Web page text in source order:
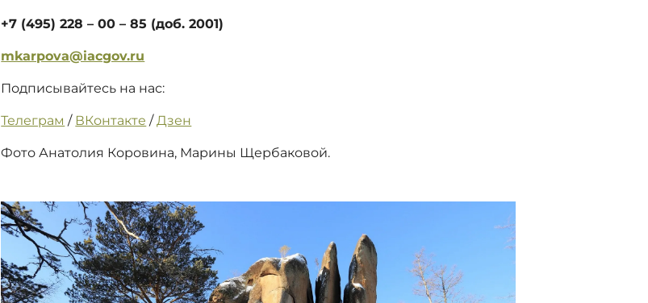
+7 (495) 228 – 00 – 85 (доб. 2001)
mkarpova@iacgov.ru
Подписывайтесь на нас:
Телеграм / ВКонтакте /Дзен
Фото Анатолия Коровина, Марины Щербаковой.